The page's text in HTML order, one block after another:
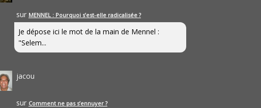
sur MENNEL : Pourquoi s’est-elle radicalisée ?
Je dépose ici le mot de la main de Mennel :
"Selem...
jacou
sur Comment ne pas s’ennuyer ?